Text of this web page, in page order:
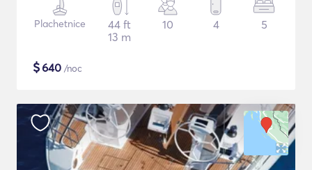
Plachetnice
44 ft
13 m
10 4 5
$640 /noc